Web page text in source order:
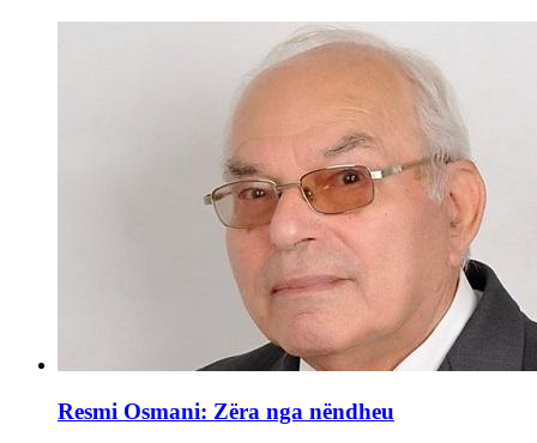
Resmi Osmani: Zëra nga nëndheu